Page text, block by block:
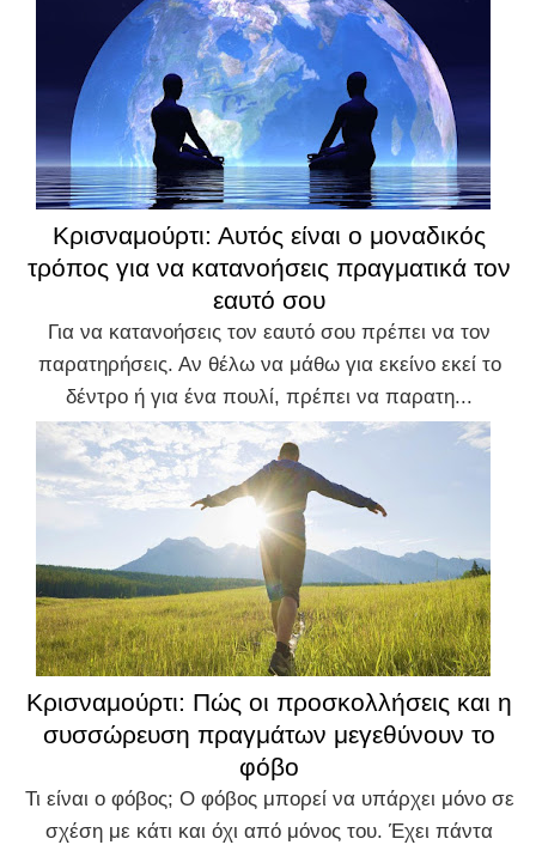
Κρισναμούρτι: Αυτός είναι ο μοναδικός
τρόπος για να κατανοήσεις πραγματικά τον
εαυτό σου
Για να κατανοήσεις τον εαυτό σου πρέπει να τον
παρατηρήσεις. Αν θέλω να μάθω για εκείνο εκεί το
δέντρο ή για ένα πουλί, πρέπει να παρατη...
Κρισναμούρτι: Πώς οι προσκολλήσεις και η
συσσώρευση πραγμάτων μεγεθύνουν το
φόβο
Τι είναι ο φόβος; Ο φόβος μπορεί να υπάρχει μόνο σε
σχέση με κάτι και όχι από μόνος του. Έχει πάντα